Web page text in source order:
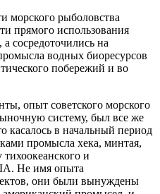
рыболовства
прямого использования
сосредоточились на
водных биоресурсов
побережий и во
опыт советского морского
систему, был все же
касалось в начальный период
промысла хека, минтая,
и
Не имя опыта
они были вынуждены